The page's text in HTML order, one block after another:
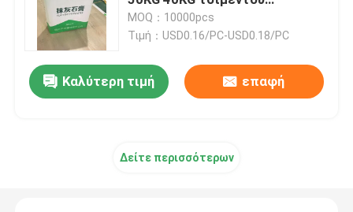
Τσάντες εγγράφου Multiwall
Τεράστιες τσάντες τσιμέντου
βαλβίδων τσαντών PP
MOQ：10000pcs
Τιμή：USD0.16/PC-USD0.18/PC
Καλύτερη τιμή επαφή
Δείτε περισσότερων